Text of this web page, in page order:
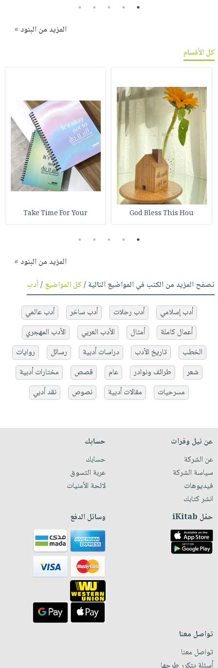
1
2
3
4
5
المزيد من البنود »
كل الأقسام
God Bless This Hou
Take Time For Your
1
2
3
4
5
المزيد من البنود »
تصفح المزيد من الكتب في المواضيع التالية /كل المواضيع/أدب
أدب إسلامي أدب رحلات أدب ساخر
أدب عالمي
أعمال كاملة
أمثال الأدب العربي
الأدب المهجري
الخطب
تاريخ الأدب دراسات أدبية رسائل
روايات
شعر
طرائف ونوادر عام قصص
مختارات أدبية
مسرحيات
مقالات أدبية نصوص نقد أدبي
عن نيل وفرات
عن الشركة
سياسة الشركة
فيديوهات
انشر كتابك
حسابك
حسابك
عربة التسوق
لائحة الأمنيات
حمّل iKitab وسائل الدفع
تواصل معنا
تواصل معنا